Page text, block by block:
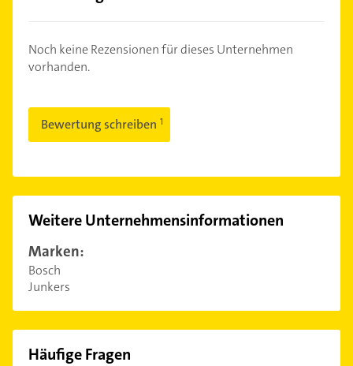
Noch keine Rezensionen für dieses Unternehmen
vorhanden.
Bewertung schreiben
Weitere Unternehmensinformationen
Marken:
Bosch
Junkers
Häufige Fragen